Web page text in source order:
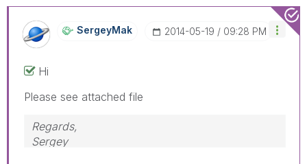
SergeyMak ‎2014-05-19 09:28 PM
Hi
Please see attached file
Regards,
Sergey